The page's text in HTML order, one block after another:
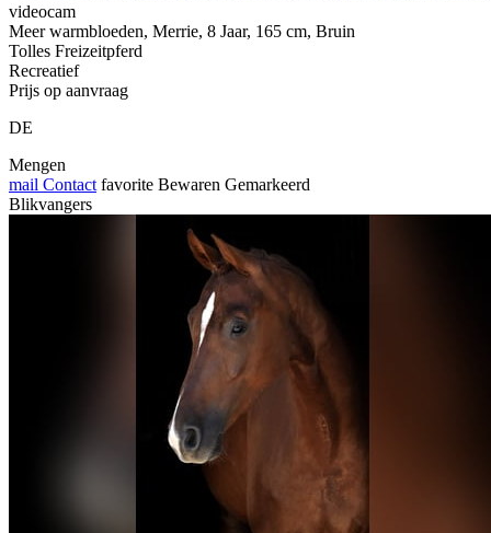
videocam
Meer warmbloeden, Merrie, 8 Jaar, 165 cm, Bruin
Tolles Freizeitpferd
Recreatief
Prijs op aanvraag
DE
Mengen
mail Contact favorite Bewaren Gemarkeerd
Blikvangers